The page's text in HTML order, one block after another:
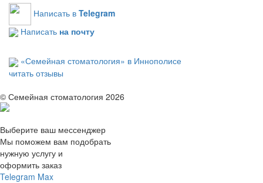
Написать в Telegram
Написать на почту
«Семейная стоматология» в Иннополисе
читать отзывы
© Семейная стоматология 2026
Выберите ваш мессенджер
Мы поможем вам подобрать
нужную услугу и
оформить заказ
Telegram Max